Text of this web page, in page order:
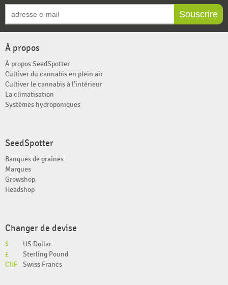
Souscrire
À propos
À propos SeedSpotter
Cultiver du cannabis en plein air
Cultiver le cannabis à l’intérieur
La climatisation
Systèmes hydroponiques
SeedSpotter
Banques de graines
Marques
Growshop
Headshop
Changer de devise
$
US Dollar
£
Sterling Pound
CHF
Swiss Francs